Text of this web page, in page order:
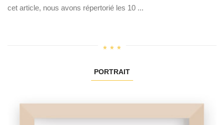
cet article, nous avons répertorié les 10 ...
PORTRAIT